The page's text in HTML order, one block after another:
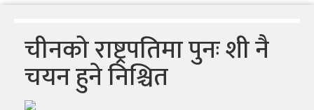
चीनको राष्ट्रपतिमा पुनः शी नै
चयन हुने निश्चित